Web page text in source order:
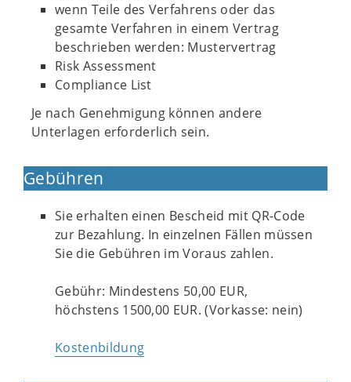
wenn Teile des Verfahrens oder das
gesamte Verfahren in einem Vertrag
beschrieben werden: Mustervertrag
Risk Assessment
Compliance List
Je nach Genehmigung können andere
Unterlagen erforderlich sein.
Gebühren
Sie erhalten einen Bescheid mit QR-Code
zur Bezahlung. In einzelnen Fällen müssen
Sie die Gebühren im Voraus zahlen.
Gebühr: Mindestens 50,00 EUR,
höchstens 1500,00 EUR. (Vorkasse: nein)
Kostenbildung